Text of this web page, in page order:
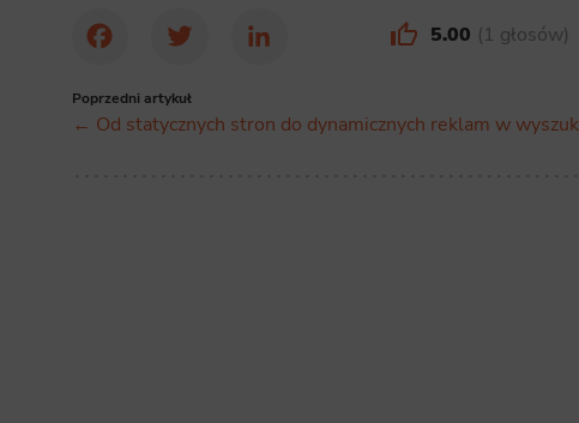
FacebookTwitter LinkedIn
5.00 1 głosów
Poprzedni artykuł
← Od statycznych stron do dynamicznych reklam w